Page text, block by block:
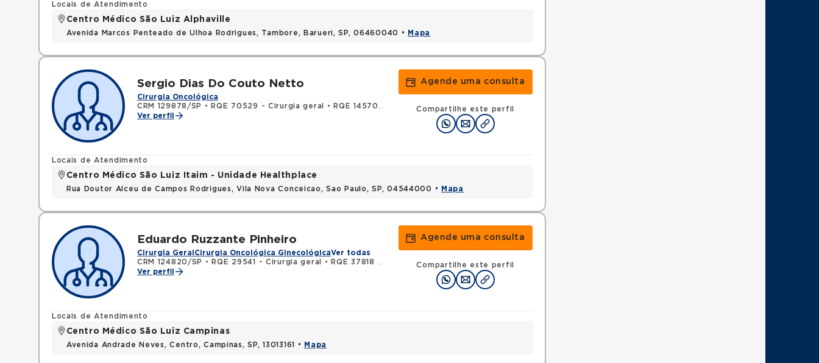
Locais de Atendimento
Centro Médico São Luiz Alphaville
Avenida Marcos Penteado de Ulhoa Rodrigues, Tambore, Barueri, SP, 06460040 • Mapa
Sergio Dias Do Couto Netto
Cirurgia Oncológica
CRM 129878/SP
• RQE 70529 - Cirurgia geral •
RQE 145702 - Cancerologia/cancerologia cirúrgica
Ver perfil
Agende uma consulta
Compartilhe este perfil
Locais de Atendimento
Centro Médico São Luiz Itaim - Unidade Healthplace
Rua Doutor Alceu de Campos Rodrigues, Vila Nova Conceicao, Sao Paulo, SP, 04544000 • Mapa
Eduardo Ruzzante Pinheiro
Cirurgia Geral Cirurgia Oncológica GinecológicaVer todas
CRM 124820/SP
• RQE 29541 - Cirurgia geral •
RQE 37818 - Cancerologia/cancerologia cirúrgica
Ver perfil
Agende uma consulta
Compartilhe este perfil
Locais de Atendimento
Centro Médico São Luiz Campinas
Avenida Andrade Neves, Centro, Campinas, SP, 13013161 • Mapa